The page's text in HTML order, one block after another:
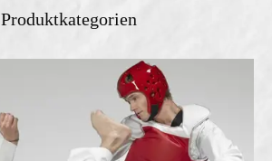
Produktkategorien